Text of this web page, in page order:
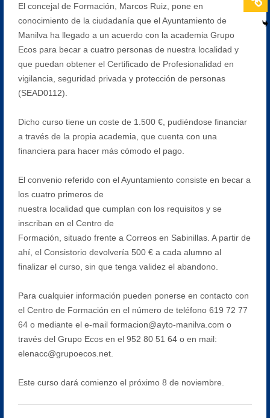
El concejal de Formación, Marcos Ruiz, pone en
conocimiento de la ciudadanía que el Ayuntamiento de
Manilva ha llegado a un acuerdo con la academia Grupo
Ecos para becar a cuatro personas de nuestra localidad y
que puedan obtener el Certificado de Profesionalidad en
vigilancia, seguridad privada y protección de personas
(SEAD0112).
Dicho curso tiene un coste de 1.500 €, pudiéndose financiar
a través de la propia academia, que cuenta con una
financiera para hacer más cómodo el pago.
El convenio referido con el Ayuntamiento consiste en becar a
los cuatro primeros de
nuestra localidad que cumplan con los requisitos y se
inscriban en el Centro de
Formación, situado frente a Correos en Sabinillas. A partir de
ahí, el Consistorio devolvería 500 € a cada alumno al
finalizar el curso, sin que tenga validez el abandono.
Para cualquier información pueden ponerse en contacto con
el Centro de Formación en el número de teléfono 619 72 77
64 o mediante el e-mail formacion@ayto-manilva.com o
través del Grupo Ecos en el 952 80 51 64 o en mail:
elenacc@grupoecos.net.
Este curso dará comienzo el próximo 8 de noviembre.